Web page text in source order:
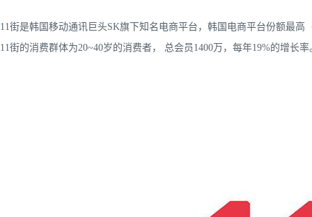
11街是韩国移动通讯巨头SK旗下知名电商平台，韩国电商平台份额最高
11街的消费群体为20~40岁的消费者， 总会员1400万，每年19%的增长